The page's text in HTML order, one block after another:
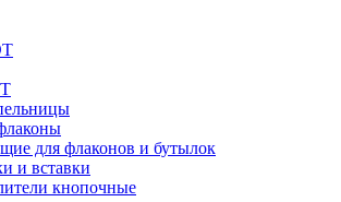
для флаконов и бутылок
и вставки
кнопочные